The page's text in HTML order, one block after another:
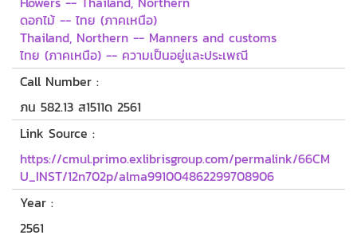
ดอกไม้ -- ไทย (ภาคเหนือ)
Thailand, Northern -- Manners and customs
ไทย (ภาคเหนือ) -- ความเป็นอยู่และประเพณี
Call Number :
ภน 582.13 ส1511ด 2561
Link Source :
https://cmul.primo.exlibrisgroup.com/permalink/66CM
U_INST/12n702p/alma991004862299708906
Year :
2561